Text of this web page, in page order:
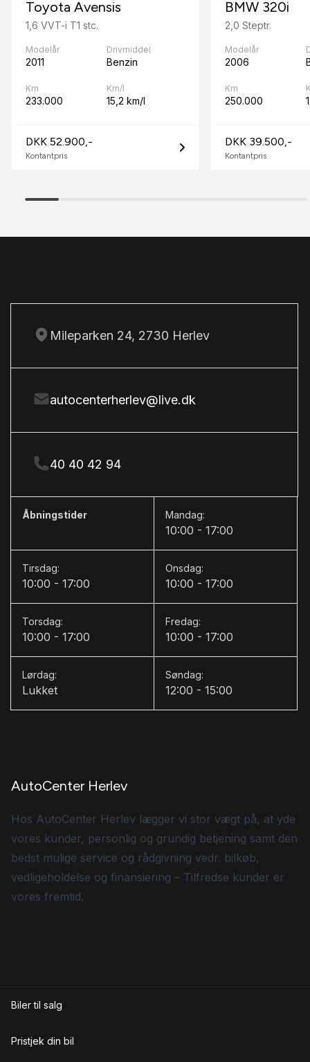
ISOFIX
splitbagsæde
sædevarme
Toyota Avensis
1,6 VVT-i T1 stc.
Modelår
2011
Drivmiddel
Benzin
Km
233.000
Km/l
15,2 km/l
DKK 52.900,-
Kontantpris
BMW 320i
2,0 Steptr.
Modelår
2006
Km
250.000
DKK 39.500,-
Kontantpris
Mileparken 24, 2730 Herlev
autocenterherlev@live.dk
40 40 42 94
Åbningstider Mandag:
10:00 - 17:00
Tirsdag:
10:00 - 17:00
Onsdag:
10:00 - 17:00
Torsdag:
10:00 - 17:00
Fredag:
10:00 - 17:00
Lørdag:
Lukket
Søndag:
12:00 - 15:00
AutoCenter Herlev
Hos AutoCenter Herlev lægger vi stor vægt på, at yde
vores kunder, personlig og grundig betjening samt den
bedst mulige service og rådgivning vedr. bilkøb,
vedligeholdelse og finansiering – Tilfredse kunder er
vores fremtid.
Biler til salg
Pristjek din bil